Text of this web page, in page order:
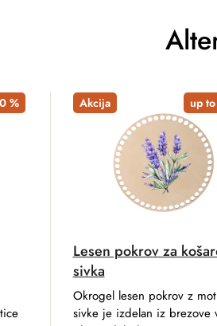
% Akcija up
Lesen pokrov za
sivka
Okrogel lesen pokrov z
sivke je izdelan iz brezove